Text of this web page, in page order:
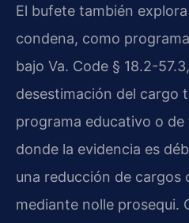
El bufete también
condena, como
bajo Va. Code § 18.2-
desestimación del cargo
programa educativo o
donde la evidencia es
una reducción de cargos
mediante nolle prosequi.